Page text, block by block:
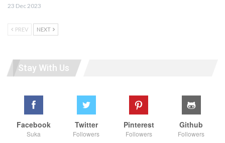
23 Dec 2023
PREV NEXT
Stay With Us
Facebook
Suka
Twitter
Followers
Pinterest
Followers
Github
Followers